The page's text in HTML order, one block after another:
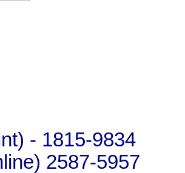
- 1815-9834
2587-5957